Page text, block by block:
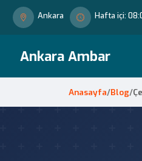
Ankara Hafta içi:
Ankara Ambar
Anasayfa/Blog/